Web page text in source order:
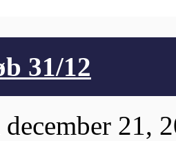
31/12
december 21,